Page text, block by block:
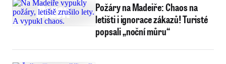
Požáry na Madeiře: Chaos na
letišti i ignorace zákazů! Turisté
popsali „noční můru“